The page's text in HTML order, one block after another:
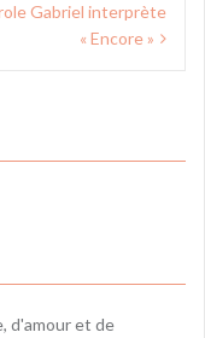
Gabriel interprète
« Encore »
d'amour et de